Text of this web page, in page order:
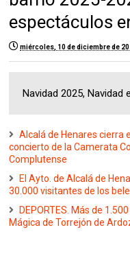
espectáculos
miércoles, 10 de diciembre de
Navidad 2025, Navidad
Alcalá de Henares cierra
concierto de la Camerata
Complutense
El Ayto. de Alcalá de
30.000 visitantes de los
DEPORTES. Más de
Mágica de Torrejón de